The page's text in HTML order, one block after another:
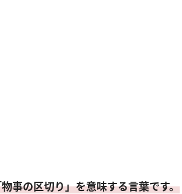
事の区切り」を意味する言葉です。